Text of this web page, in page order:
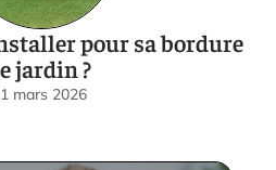
pour sa bordure
jardin ?
mars 2026